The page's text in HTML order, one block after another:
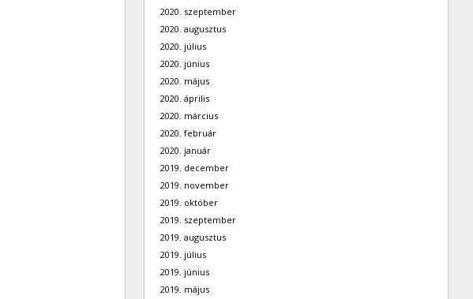
2020. szeptember
2020. augusztus
2020. július
2020. június
2020. május
2020. április
2020. március
2020. február
2020. január
2019. december
2019. november
2019. október
2019. szeptember
2019. augusztus
2019. július
2019. június
2019. május